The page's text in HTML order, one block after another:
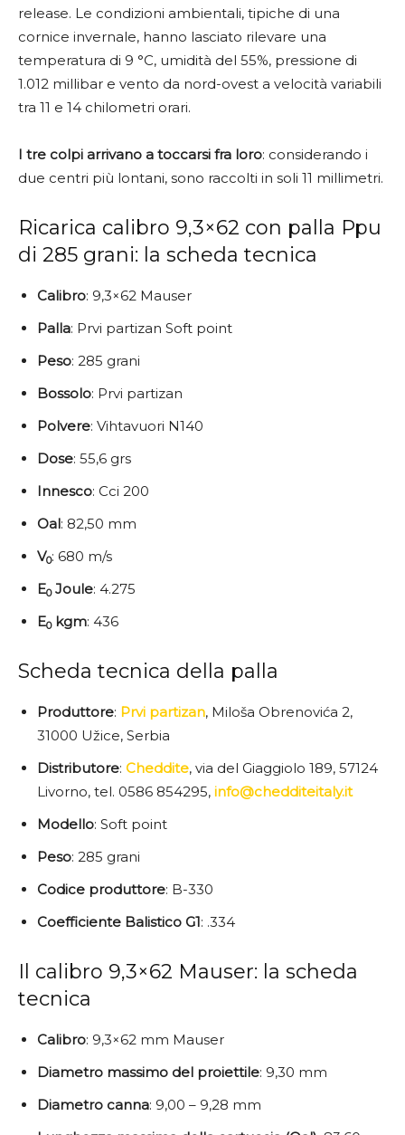
release. Le condizioni ambientali, tipiche di una
cornice invernale, hanno lasciato rilevare una
temperatura di 9 °C, umidità del 55%, pressione di
1.012 millibar e vento da nord-ovest a velocità variabili
tra 11 e 14 chilometri orari.
I tre colpi arrivano a toccarsi fra loro: considerando i
due centri più lontani, sono raccolti in soli 11 millimetri.
Ricarica calibro 9,3×62 con palla Ppu
di 285 grani: la scheda tecnica
Calibro: 9,3×62 Mauser
Palla: Prvi partizan Soft point
Peso: 285 grani
Bossolo: Prvi partizan
Polvere: Vihtavuori N140
Dose: 55,6 grs
Innesco: Cci 200
Oal: 82,50 mm
V0: 680 m/s
E0Joule: 4.275
E0kgm: 436
Scheda tecnica della palla
Produttore: Prvi partizan, Miloša Obrenovića 2,
31000 Užice, Serbia
Distributore: Cheddite, via del Giaggiolo 189, 57124
Livorno, tel. 0586 854295, info@chedditeitaly.it
Modello: Soft point
Peso: 285 grani
Codice produttore: B-330
Coefficiente Balistico G1: .334
Il calibro 9,3×62 Mauser: la scheda
tecnica
Calibro: 9,3×62 mm Mauser
Diametro massimo del proiettile: 9,30 mm
Diametro canna: 9,00 – 9,28 mm